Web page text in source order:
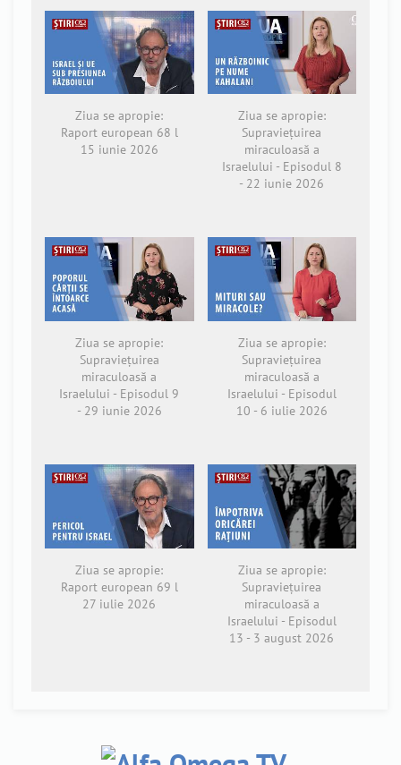
Ziua se apropie:
Raport european 68 l
15 iunie 2026
Ziua se apropie:
Supraviețuirea
miraculoasă a
Israelului - Episodul 8
- 22 iunie 2026
Ziua se apropie:
Supraviețuirea
miraculoasă a
Israelului - Episodul 9
- 29 iunie 2026
Ziua se apropie:
Supraviețuirea
miraculoasă a
Israelului - Episodul
10 - 6 iulie 2026
Ziua se apropie:
Raport european 69 l
27 iulie 2026
Ziua se apropie:
Supraviețuirea
miraculoasă a
Israelului - Episodul
13 - 3 august 2026